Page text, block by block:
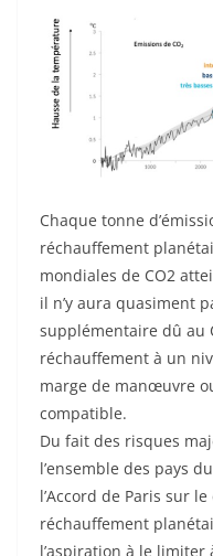
Chaque tonne
réchauffement
mondiales de CO2
il n’y aura quasiment
supplémentaire dû au
réchauffement à un
marge de manœuvre
compatible.
Du fait des risques
l’ensemble des pays
l’Accord de Paris sur
réchauffement
l’aspiration à le limiter